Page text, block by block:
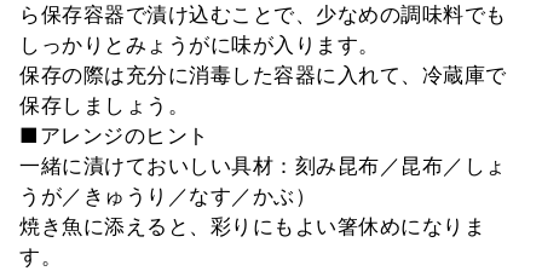
ら保存容器で漬け込むことで、少なめの調味料でも
しっかりとみょうがに味が入ります。
保存の際は充分に消毒した容器に入れて、冷蔵庫で
保存しましょう。
■アレンジのヒント
一緒に漬けておいしい具材：刻み昆布／昆布／しょ
うが／きゅうり／なす／かぶ）
焼き魚に添えると、彩りにもよい箸休めになりま
す。